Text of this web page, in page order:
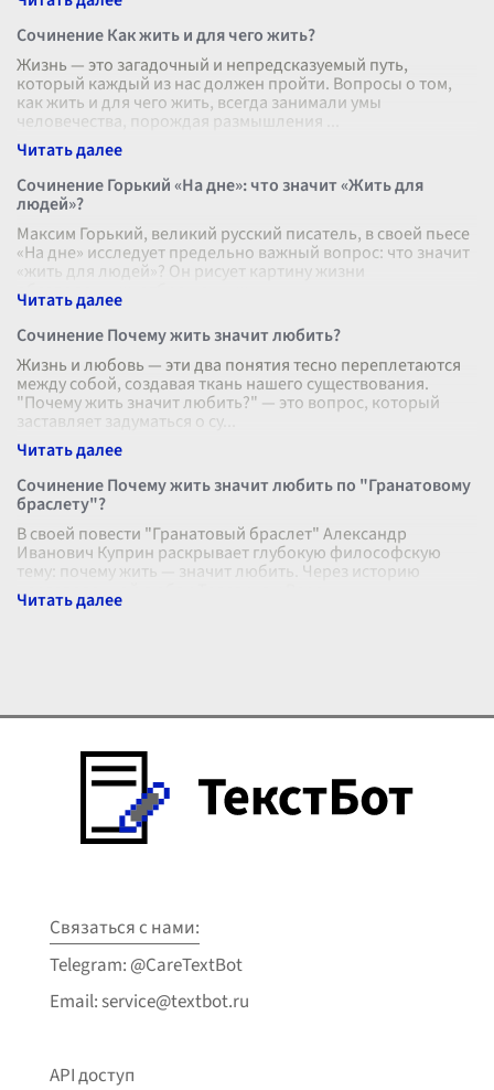
Сочинение Как жить и для чего жить?
Жизнь — это загадочный и непредсказуемый путь,
который каждый из нас должен пройти. Вопросы о том,
как жить и для чего жить, всегда занимали умы
человечества, порождая размышления
Сочинение Горький «На дне»: что значит «Жить для
людей»?
Максим Горький, великий русский писатель, в своей пьесе
«На дне» исследует предельно важный вопрос: что значит
«жить для людей»? Он рисует картину жизни
обездоленных, отброшенных н
Сочинение Почему жить значит любить?
Жизнь и любовь — эти два понятия тесно переплетаются
между собой, создавая ткань нашего существования.
"Почему жить значит любить?" — это вопрос, который
заставляет задуматься о су...
Сочинение Почему жить значит любить по "Гранатовому
браслету"?
В своей повести "Гранатовый браслет" Александр
Иванович Куприн раскрывает глубокую философскую
тему: почему жить — значит любить. Через историю
неразделенной любви Телегина к Вере
Связаться с нами:
Telegram: @CareTextBot
Email: service@textbot.ru
API доступ